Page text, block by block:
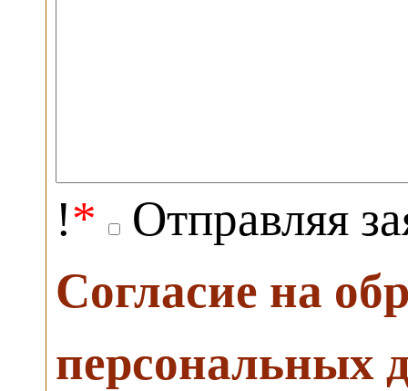
!*
Отправляя
Согласие на
персональных